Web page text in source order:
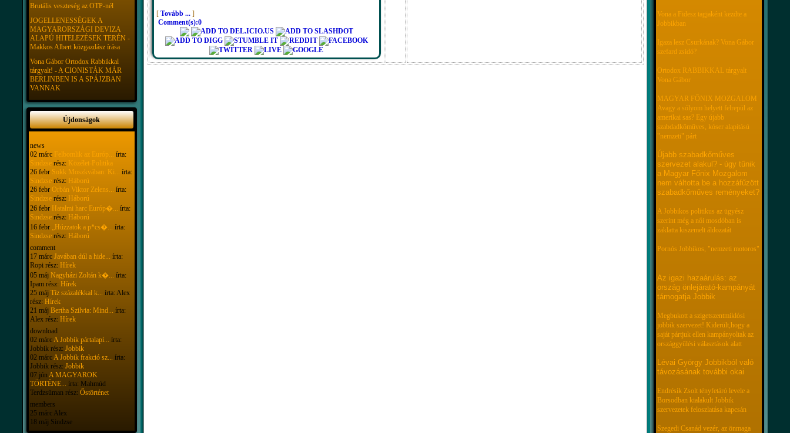
Brutális veszteség az OTP-nél
JOGELLENESSÉGEK A
MAGYARORSZÁGI DEVIZA
ALAPÚ HITELEZÉSEK TERÉN -
Makkos Albert közgazdász írása
Vona Gábor Ortodox Rabbikkal
tárgyalt! - A CIONISTÁK MÁR
BERLINBEN IS A SPÁJZBAN
VANNAK
Újdonságok
news
02 márc Felbomlik az Európ... írta:
Sindzserész: Közélet-Politika
26 febr Sokk Moszkvában: Ki... írta:
Sindzserész: Háború
26 febr Orbán Viktor Zelens... írta:
Sindzserész: Háború
26 febr Hatalmi harc Európ�... írta:
Sindzserész: Háború
16 febr „Húzzatok a p*cs�... írta:
Sindzserész: Háború
comment
17 márc Javában dúl a hide... írta:
Ropi rész: Hírek
05 máj Nagyházi Zoltán k�... írta:
Ipam rész: Hírek
25 máj Tíz százalékkal k... írta: Alex
rész: Hírek
21 máj Bertha Szilvia: Mind... írta:
Alex rész: Hírek
download
02 márcA Jobbik pártalapí... írta:
Jobbik rész: Jobbik
02 márcA Jobbik frakció sz... írta:
Jobbik rész: Jobbik
07 júnA MAGYAROK
TÖRTÉNE... írta: Mahmúd
Terdzsüman rész: Őstörténet
members
25 márc Alex
18 máj Sindzse
[ Tovább ...]
Comment(s):0
Vona a Fidesz tagjaként kezdte a
Jobbikban
Igaza lesz Csurkának? Vona Gábor
szefard zsidó?
Ortodox RABBIKKAL tárgyalt
Vona Gábor
MAGYAR FŐNIX MOZGALOM
Avagy a sólyom helyett felrepül az
amerikai sas? Egy újabb
szabdadkőműves, kóser alapítású
"nemzeti" párt
Újabb szabadkőműves
szervezet alakul? - úgy tűnik
a Magyar Főnix Mozgalom
nem váltotta be a hozzáfűzött
szabadkőműves reményeket?
A Jobbikos politikus az ügyész
szerint még a női mosdóban is
zaklatta kiszemelt áldozatát
Pornós Jobbikos, "nemzeti motoros"
Az igazi hazaárulás: az
ország önlejárató-kampányát
támogatja Jobbik
Megbukott a szigetszentmiklósi
jobbik szervezet! Kiderült,hogy a
saját pártjuk ellen kampányoltak az
országgyűlési választások alatt
Lévai György Jobbikból való
távozásának további okai
Endrésik Zsolt tényfetáró levele a
Borsodban kialakult Jobbik
szervezetek feloszlatása kapcsán
Szegedi Csanád vezér, az önmaga